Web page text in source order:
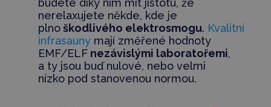
budete díky nim mít jistotu, že
nerelaxujete někde, kde je
plnoškodlivého elektrosmogu. Kvalitní
infrasaunymají změřené hodnoty
EMF/ELFnezávislými laboratořemi,
a ty jsou buď nulové, nebo velmi
nízko pod stanovenou normou.